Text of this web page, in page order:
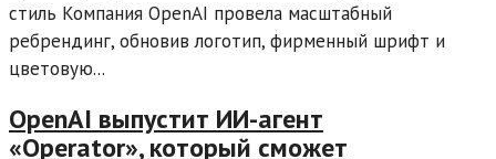
стиль Компания OpenAI провела масштабный
ребрендинг, обновив логотип, фирменный шрифт и
цветовую...
OpenAI выпустит ИИ-агент
«Operator», который сможет